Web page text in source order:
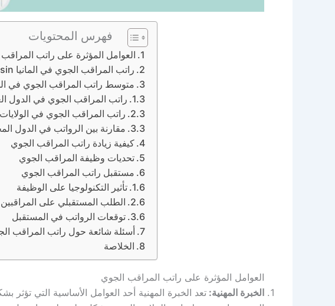
فهرس المحتويات
العوامل المؤثرة على راتب
راتب المراقب الجوي في المانيا Fluglotse/-lotsin
متوسط راتب المراقب الجوي في
راتب المراقب الجوي في الدول
راتب المراقب الجوي في الولايات
مقارنة بين الرواتب في الدول
كيفية زيادة راتب المراقب الجوي
تحديات وظيفة المراقب الجوي
مستقبل راتب المراقب الجوي
تأثير التكنولوجيا على الوظيفة
الطلب المستقبلي على المراقبين
توقعات الرواتب في المستقبل
أسئلة شائعة حول راتب المراقب
الخلاصة
العوامل المؤثرة على راتب المراقب الجوي
الخبرة المهنية: تعد الخبرة المهنية أحد العوامل الأساسية التي